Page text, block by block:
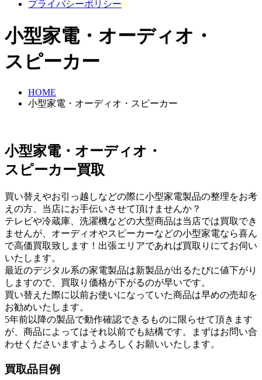
プライバシーポリシー
小型家電・オーディオ・
スピーカー
HOME
小型家電・オーディオ・スピーカー
小型家電・オーディオ・
スピーカー買取
買い替えやお引っ越しなどの際に小型家電製品の整理をお考
えの方、当店にお手伝いさせて頂けませんか？
テレビや冷蔵庫、洗濯機などの大型商品は当店では買取でき
ませんが、オーディオやスピーカーなどの小型家電なら喜ん
で高価買取致します！出張エリアであれば買取りにてお伺い
いたします。
最近のデジタル系の家電製品は新製品が出るたびに値下がり
しますので、買取り価格が下がるのが早いです。
買い替えた際に以前お使いになっていた商品は早めの売却を
お勧めいたします。
5年前以降の製品で動作確認できるものに限らせて頂きます
が、商品によってはそれ以前でも結構です。まずはお問い合
わせくださいますようよろしくお願いいたします。
買取品目例